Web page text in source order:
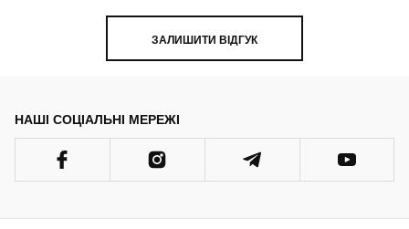
ЗАЛИШИТИ ВІДГУК
НАШІ СОЦІАЛЬНІ МЕРЕЖІ